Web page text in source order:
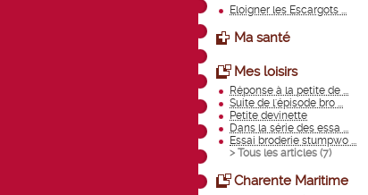
Eloigner les Escargots ...
Ma santé
Mes loisirs
Réponse à la petite de ...
Suite de l'épisode bro ...
Petite devinette
Dans la série des essa ...
Essai broderie stumpwo ...
> Tous les articles (7)
Charente Maritime